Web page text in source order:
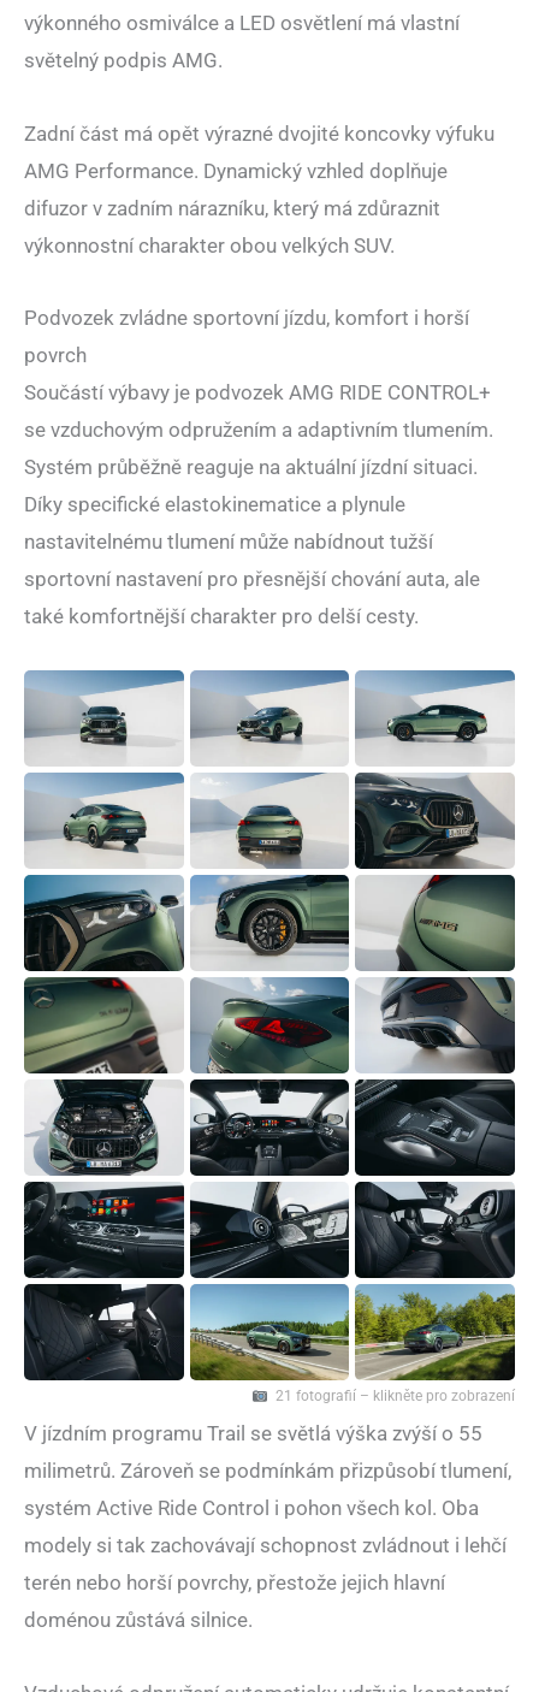
výkonného osmiválce a LED osvětlení má vlastní
světelný podpis AMG.
Zadní část má opět výrazné dvojité koncovky výfuku
AMG Performance. Dynamický vzhled doplňuje
difuzor v zadním nárazníku, který má zdůraznit
výkonnostní charakter obou velkých SUV.
Podvozek zvládne sportovní jízdu, komfort i horší
povrch
Součástí výbavy je podvozek AMG RIDE CONTROL+
se vzduchovým odpružením a adaptivním tlumením.
Systém průběžně reaguje na aktuální jízdní situaci.
Díky specifické elastokinematice a plynule
nastavitelnému tlumení může nabídnout tužší
sportovní nastavení pro přesnější chování auta, ale
také komfortnější charakter pro delší cesty.
21 fotografií – klikněte pro zobrazení
V jízdním programu Trail se světlá výška zvýší o 55
milimetrů. Zároveň se podmínkám přizpůsobí tlumení,
systém Active Ride Control i pohon všech kol. Oba
modely si tak zachovávají schopnost zvládnout i lehčí
terén nebo horší povrchy, přestože jejich hlavní
doménou zůstává silnice.